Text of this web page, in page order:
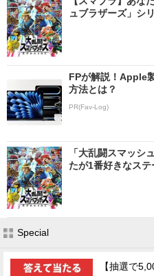
ュブラザーズ」シ
FPが解説！Apple
方法とは？
PR(Fav-Log)
「大乱闘スマッシ
たが1番好きなス
Special
【抽選で